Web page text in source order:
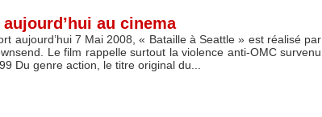
au cinema
aujourd’hui 7 Mai 2008, « Bataille à Seattle » est réalisé par
Le film rappelle surtout la violence anti-OMC survenu
Du genre action, le titre original du...